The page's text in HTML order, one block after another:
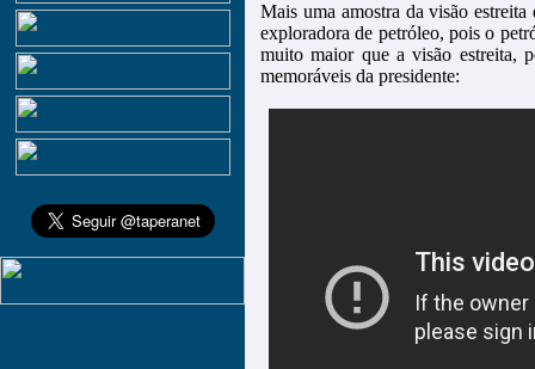
Mais uma amostra da visão
exploradora de petróleo, pois o
muito maior que a visão estreita,
memoráveis da presidente: